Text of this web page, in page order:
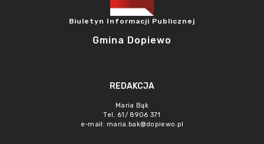
Biuletyn Informacji Publicznej
Gmina Dopiewo
REDAKCJA
Maria Bąk
Tel. 61/ 8906 371
e-mail: maria.bak@dopiewo.pl